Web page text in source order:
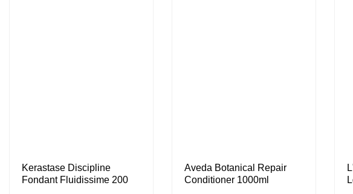
Kerastase Discipline
Fondant Fluidissime 200
Aveda Botanical Repair
Conditioner 1000ml